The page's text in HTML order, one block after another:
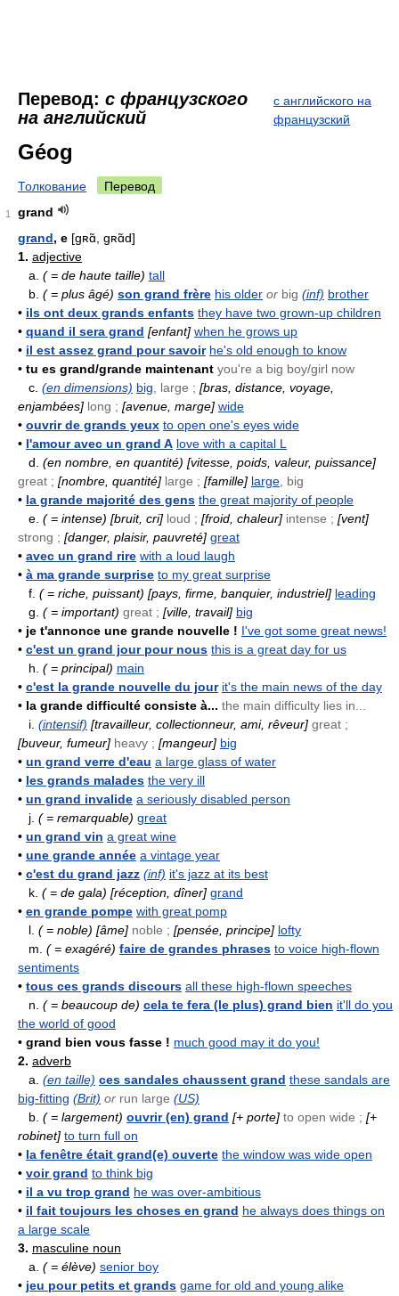
Перевод: с французского
на английский
с английского на
французский
Géog
Толкование Перевод
1
grand
grand, e [gʀɑ̃, gʀɑ̃d]
1. adjective
a. ( = de haute taille) tall
b. ( = plus âgé) son grand frère his older or big (inf) brother
• ils ont deux grands enfants they have two grown-up children
• quand il sera grand [enfant] when he grows up
• il est assez grand pour savoir he's old enough to know
• tu es grand/grande maintenant you're a big boy/girl now
c. (en dimensions) big , large ; [bras, distance, voyage,
enjambées] long ; [avenue, marge] wide
• ouvrir de grands yeux to open one's eyes wide
• l'amour avec un grand A love with a capital L
d. (en nombre, en quantité) [vitesse, poids, valeur, puissance]
great ; [nombre, quantité] large ; [famille] large , big
• la grande majorité des gens the great majority of people
e. ( = intense) [bruit, cri] loud ; [froid, chaleur] intense ; [vent]
strong ; [danger, plaisir, pauvreté] great
• avec un grand rire with a loud laugh
• à ma grande surprise to my great surprise
f. ( = riche, puissant) [pays, firme, banquier, industriel] leading
g. ( = important) great ; [ville, travail] big
• je t'annonce une grande nouvelle ! I've got some great news!
• c'est un grand jour pour nous this is a great day for us
h. ( = principal) main
• c'est la grande nouvelle du jour it's the main news of the day
• la grande difficulté consiste à... the main difficulty lies in...
i. (intensif) [travailleur, collectionneur, ami, rêveur] great ;
[buveur, fumeur] heavy ; [mangeur] big
• un grand verre d'eau a large glass of water
• les grands malades the very ill
• un grand invalide a seriously disabled person
j. ( = remarquable) great
• un grand vin a great wine
• une grande année a vintage year
• c'est du grand jazz (inf) it's jazz at its best
k. ( = de gala) [réception, dîner] grand
• en grande pompe with great pomp
l. ( = noble) [âme] noble ; [pensée, principe] lofty
m. ( = exagéré) faire de grandes phrases to voice high-flown
sentiments
• tous ces grands discours all these high-flown speeches
n. ( = beaucoup de) cela te fera (le plus) grand bien it'll do you
the world of good
• grand bien vous fasse ! much good may it do you!
2. adverb
a. (en taille) ces sandales chaussent grand these sandals are
big-fitting (Brit) or run large (US)
b. ( = largement) ouvrir (en) grand [+ porte] to open wide ; [+
robinet] to turn full on
• la fenêtre était grand(e) ouverte the window was wide open
• voir grand to think big
• il a vu trop grand he was over-ambitious
• il fait toujours les choses en grand he always does things on
a large scale
3. masculine noun
a. ( = élève) senior boy
• jeu pour petits et grands game for old and young alike